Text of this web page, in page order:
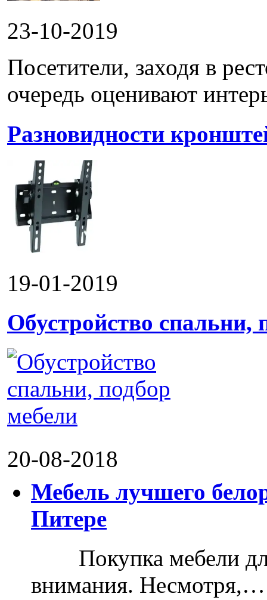
23-10-2019
Посетители, заходя в
очередь оценивают
Разновидности
19-01-2019
Обустройство спальни,
20-08-2018
Мебель лучшего
Питере
Покупка мебели для
внимания. Несмотря,…